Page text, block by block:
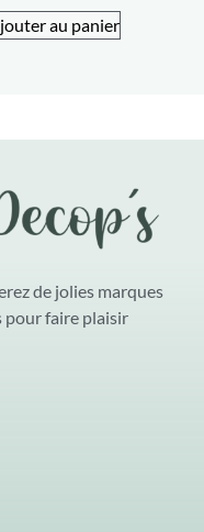
au panier
de jolies marques
pour faire plaisir